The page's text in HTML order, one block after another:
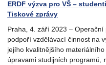
ERDF výzva pro VŠ –
Tiskové zprávy
Praha, 4. září 2023 –
podpoří vzdělávací činnost na
jejího kvalitnějšího
úpravami studijních programů,